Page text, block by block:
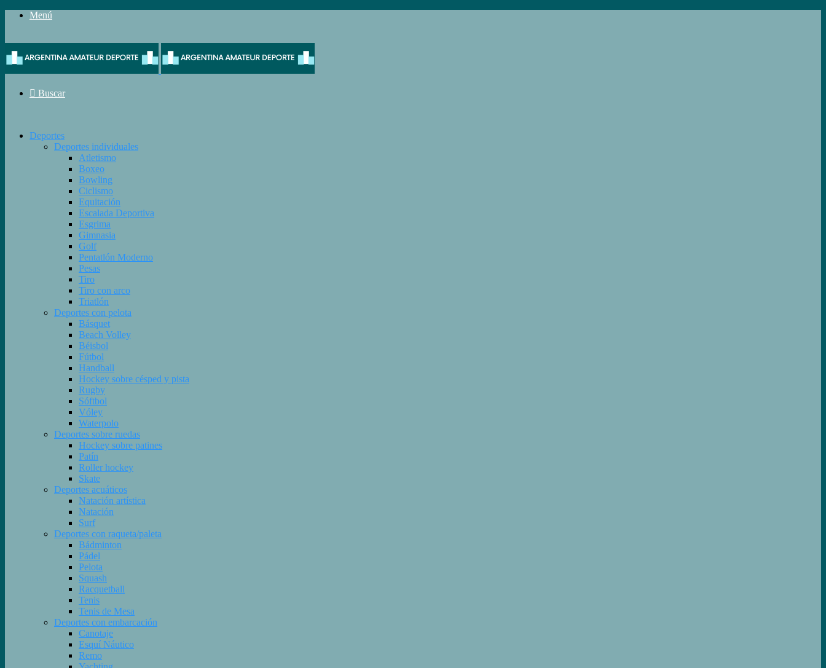
Menú
Buscar
Deportes
Deportes individuales
Atletismo
Boxeo
Bowling
Ciclismo
Equitación
Escalada Deportiva
Esgrima
Gimnasia
Golf
Pentatlón Moderno
Pesas
Tiro
Tiro con arco
Triatlón
Deportes con pelota
Básquet
Beach Volley
Béisbol
Fútbol
Handball
Hockey sobre césped y pista
Rugby
Sóftbol
Vóley
Waterpolo
Deportes sobre ruedas
Hockey sobre patines
Patín
Roller hockey
Skate
Deportes acuáticos
Natación artística
Natación
Surf
Deportes con raqueta/paleta
Bádminton
Pádel
Pelota
Squash
Racquetball
Tenis
Tenis de Mesa
Deportes con embarcación
Canotaje
Esquí Náutico
Remo